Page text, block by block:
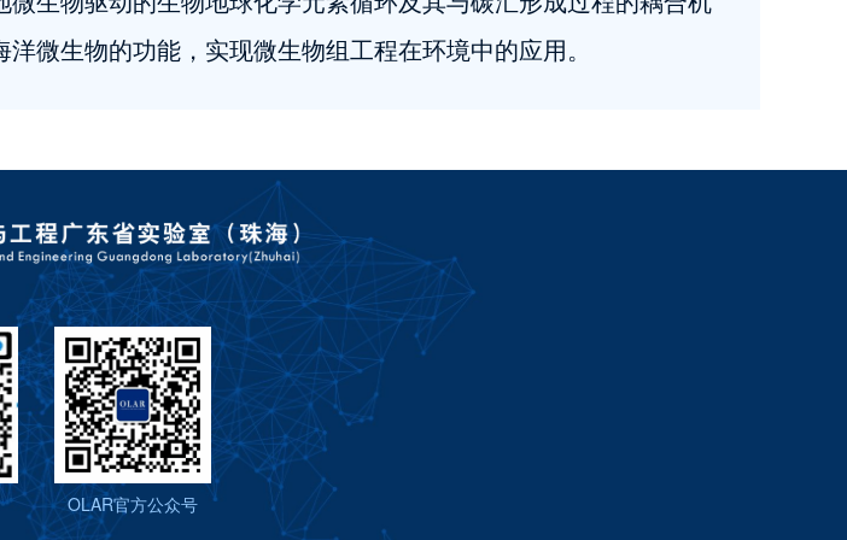
微生物的功能，实现微生物组工程在环境中的应用。
OLAR官方公众号